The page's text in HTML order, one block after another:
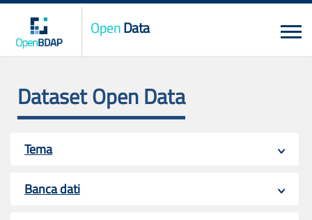
OpenData
Dataset Open Data
Tema
Banca dati